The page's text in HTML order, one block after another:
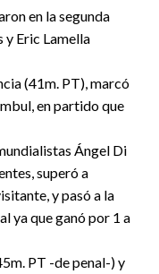
en la segunda
y Eric Lamella
(41m. PT), marcó
en partido que
Ángel Di
superó a
y pasó a la
ya que ganó por 1 a
PT -de penal-) y